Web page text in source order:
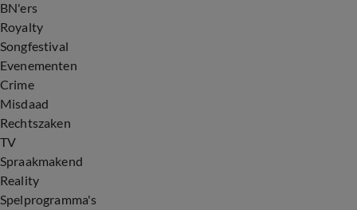
BN'ers
Royalty
Songfestival
Evenementen
Crime
Misdaad
Rechtszaken
TV
Spraakmakend
Reality
Spelprogramma's